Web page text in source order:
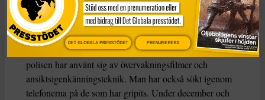
fängslade i Beijing till BBC.
Exakt hur myndigheterna har lyckats hitta just den här
gruppen av vänner är oklart. Men vad som är känt är att
polisen har använt sig av övervakningsfilmer och
ansiktsigenkänningsteknik. Man har också sökt igenom
telefonerna på de som har gripits. Under december och
DET GLOBALA PRESSTÖDET PRENUMERERA